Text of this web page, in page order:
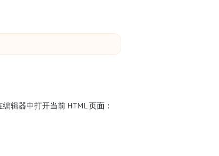
辑器中打开当前 HTML 页面：